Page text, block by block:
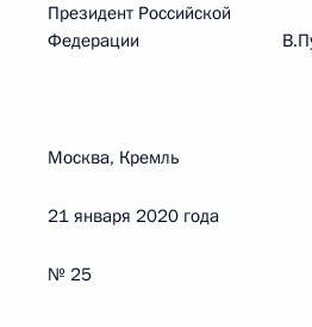
Президент Российской
Федерации
Москва, Кремль
21 января 2020 года
№ 25